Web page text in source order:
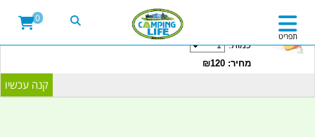
20LITRE WATER CONTAINER WITH TAP
CAMPINGLIFE ISRAEL קמפינג לייף
כמות:
מחיר: ₪120
תפריט
0